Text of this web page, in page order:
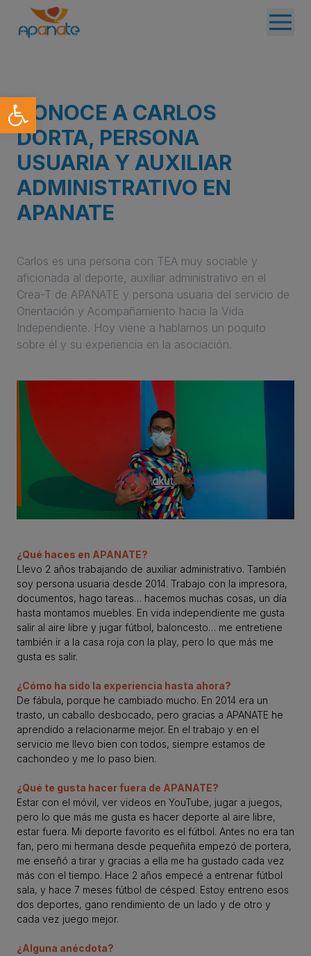
Abrir barra de herramientas
CONOCE A CARLOS
DORTA, PERSONA
USUARIA Y AUXILIAR
ADMINISTRATIVO EN
APANATE
Carlos es una persona con TEA muy sociable y
aficionada al deporte, auxiliar administrativo en el
Crea-T de APANATE y persona usuaria del servicio de
Orientación y Acompañamiento hacia la Vida
Independiente. Hoy viene a hablarnos un poquito
sobre él y su experiencia en la asociación.
¿Qué haces en APANATE?
Llevo 2 años trabajando de auxiliar administrativo. También
soy persona usuaria desde 2014. Trabajo con la impresora,
documentos, hago tareas… hacemos muchas cosas, un día
hasta montamos muebles. En vida independiente me gusta
salir al aire libre y jugar fútbol, baloncesto… me entretiene
también ir a la casa roja con la play, pero lo que más me
gusta es salir.
¿Cómo ha sido la experiencia hasta ahora?
De fábula, porque he cambiado mucho. En 2014 era un
trasto, un caballo desbocado, pero gracias a APANATE he
aprendido a relacionarme mejor. En el trabajo y en el
servicio me llevo bien con todos, siempre estamos de
cachondeo y me lo paso bien.
¿Qué te gusta hacer fuera de APANATE?
Estar con el móvil, ver videos en YouTube, jugar a juegos,
pero lo que más me gusta es hacer deporte al aire libre,
estar fuera. Mi deporte favorito es el fútbol. Antes no era tan
fan, pero mi hermana desde pequeñita empezó de portera,
me enseñó a tirar y gracias a ella me ha gustado cada vez
más con el tiempo. Hace 2 años empecé a entrenar fútbol
sala, y hace 7 meses fútbol de césped. Estoy entreno esos
dos deportes, gano rendimiento de un lado y de otro y
cada vez juego mejor.
¿Alguna anécdota?